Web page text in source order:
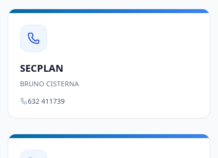
SECPLAN
BRUNO CISTERNA
632 411739